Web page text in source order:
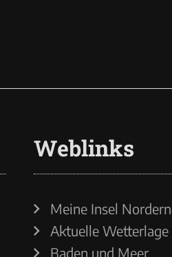
Weblinks
Meine Insel
Aktuelle Wetterlage
Baden und Meer